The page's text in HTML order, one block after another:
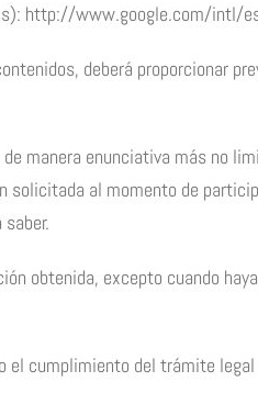
http://www.google.com/intl/
deberá proporcionar
manera enunciativa más no
al momento de
obtenida, excepto cuando
el cumplimiento del trámite